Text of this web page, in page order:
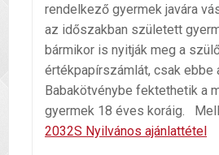
rendelkező gyermek javára
az időszakban született
bármikor is nyitják meg a
értékpapírszámlát, csak ebbe
Babakötvénybe fektethetik a
gyermek 18 éves koráig.
2032S Nyilvános ajánlattétel